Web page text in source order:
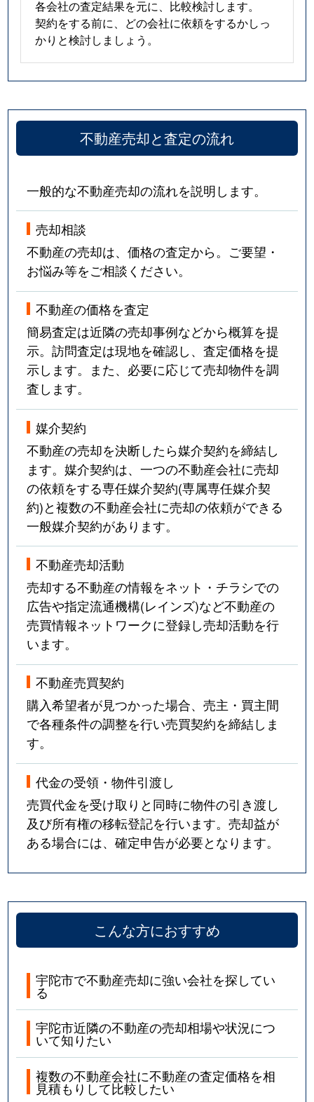
各会社の査定結果を元に、比較検討します。
契約をする前に、どの会社に依頼をするかしっ
かりと検討しましょう。
不動産売却と査定の流れ
一般的な不動産売却の流れを説明します。
売却相談
不動産の売却は、価格の査定から。ご要望・
お悩み等をご相談ください。
不動産の価格を査定
簡易査定は近隣の売却事例などから概算を提
示。訪問査定は現地を確認し、査定価格を提
示します。また、必要に応じて売却物件を調
査します。
媒介契約
不動産の売却を決断したら媒介契約を締結し
ます。媒介契約は、一つの不動産会社に売却
の依頼をする専任媒介契約(専属専任媒介契
約)と複数の不動産会社に売却の依頼ができる
一般媒介契約があります。
不動産売却活動
売却する不動産の情報をネット・チラシでの
広告や指定流通機構(レインズ)など不動産の
売買情報ネットワークに登録し売却活動を行
います。
不動産売買契約
購入希望者が見つかった場合、売主・買主間
で各種条件の調整を行い売買契約を締結しま
す。
代金の受領・物件引渡し
売買代金を受け取りと同時に物件の引き渡し
及び所有権の移転登記を行います。売却益が
ある場合には、確定申告が必要となります。
こんな方におすすめ
宇陀市で不動産売却に強い会社を探してい
る
宇陀市近隣の不動産の売却相場や状況につ
いて知りたい
複数の不動産会社に不動産の査定価格を相
見積もりして比較したい